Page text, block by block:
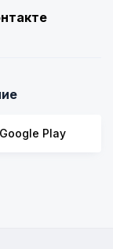
Google Play